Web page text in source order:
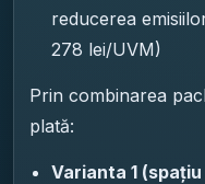
reducerea
278 lei/UVM)
Prin combinarea
plată:
Varianta 1